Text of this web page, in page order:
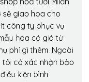
giao hoa cho
công ty phục vụ
hoa có giá từ
phí gì thêm. Ngoài
có xác nhận bảo
kiện bình